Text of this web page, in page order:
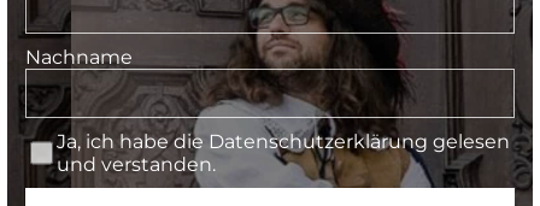
Nachname
Ja, ich habe die Datenschutzerklärung gelesen
und verstanden.